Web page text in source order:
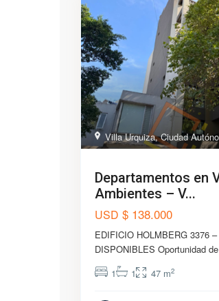
Villa Urquiza,Ciudad
Departamentos en
Ambientes – V...
USD $ 138.000
EDIFICIO HOLMBERG 3376
DISPONIBLES Oportunidad
1
1 47 m2